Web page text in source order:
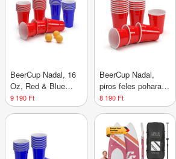
BeerCup Nadal, 16
Oz, Red & Blue
Party Pack,
poharak, két
és szabályokkal
9 190 Ft
BeerCup Nadal,
piros feles poharak,
2 Oz, 50 ml,
poharak alkoholra,
újrafelhasználható,
robusztus
8 190 Ft